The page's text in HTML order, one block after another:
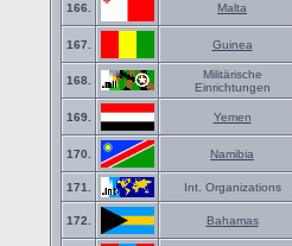
166. Malta
167. Guinea
168.
Militärische
Einrichtungen
169. Yemen
170. Namibia
171. Int. Organizations
172. Bahamas